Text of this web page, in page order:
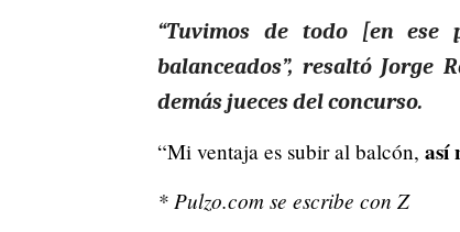
“Tuvimos de todo [en ese
balanceados”, resaltó Jorge
demás jueces del concurso.
“Mi ventaja es subir al balcón, así
* Pulzo.com se escribe con Z